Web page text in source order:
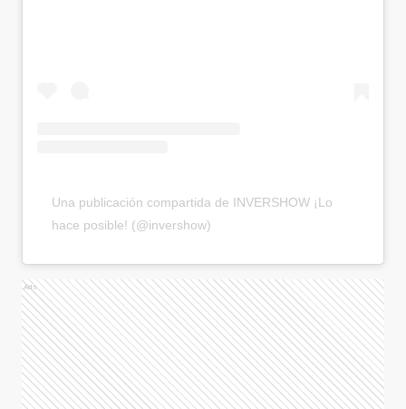
Una publicación compartida de INVERSHOW ¡Lo
hace posible! (@invershow)
Ads